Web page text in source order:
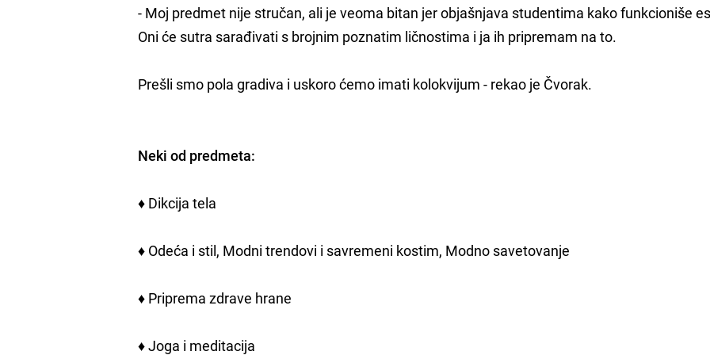
- Moj predmet nije stručan, ali je veoma bitan jer objašnjava studentima kako funkcioniše
Oni će sutra sarađivati s brojnim poznatim ličnostima i ja ih pripremam na to.
Prešli smo pola gradiva i uskoro ćemo imati kolokvijum - rekao je Čvorak.
Neki od predmeta:
♦ Dikcija tela
♦ Odeća i stil, Modni trendovi i savremeni kostim, Modno savetovanje
♦ Priprema zdrave hrane
♦ Joga i meditacija